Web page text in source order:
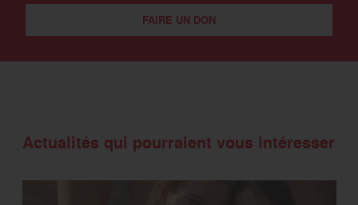
FAIRE UN DON
Actualités qui pourraient vous intéresser